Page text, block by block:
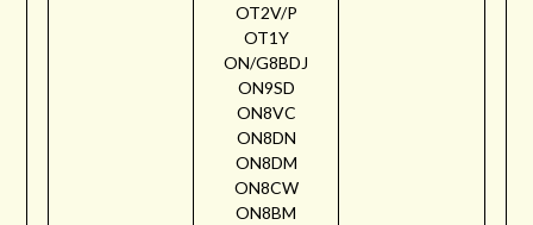
OT2V/P
OT1Y
ON/G8BDJ
ON9SD
ON8VC
ON8DN
ON8DM
ON8CW
ON8BM